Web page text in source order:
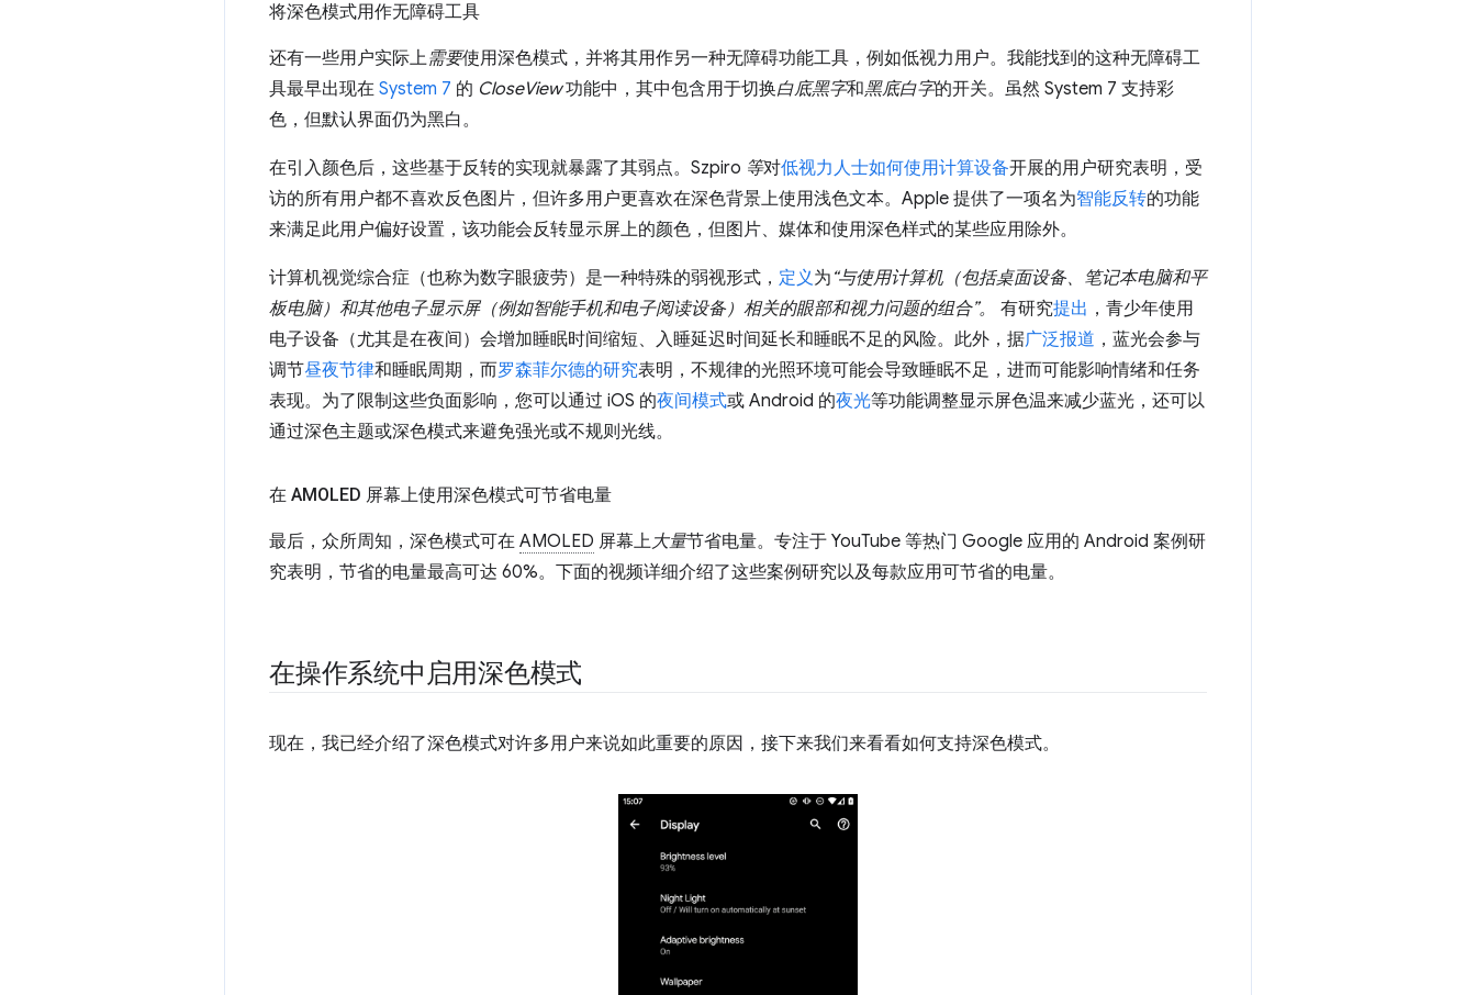
将深色模式用作无障碍工具
还有一些用户实际上需要使用深色模式，并将其用作另一种无障碍功能工具，例如低视力用户。我能找到的这种无障碍工
具最早出现在 System 7 的 CloseView功能中，其中包含用于切换白底黑字和黑底白字的开关。虽然 System 7 支持彩
色，但默认界面仍为黑白。
在引入颜色后，这些基于反转的实现就暴露了其弱点。Szpiro 等对低视力人士如何使用计算设备开展的用户研究表明，受
访的所有用户都不喜欢反色图片，但许多用户更喜欢在深色背景上使用浅色文本。Apple 提供了一项名为智能反转的功能
来满足此用户偏好设置，该功能会反转显示屏上的颜色，但图片、媒体和使用深色样式的某些应用除外。
计算机视觉综合症（也称为数字眼疲劳）是一种特殊的弱视形式， 定义为 “与使用计算机（包括桌面设备、笔记本电脑和平
板电脑）和其他电子显示屏（例如智能手机和电子阅读设备）相关的眼部和视力问题的组合”。
有研究提出 ，青少年使用
电子设备（尤其是在夜间）会增加睡眠时间缩短、入睡延迟时间延长和睡眠不足的风险。此外，据广泛报道 ，蓝光会参与
调节昼夜节律和睡眠周期，而罗森菲尔德的研究表明，不规律的光照环境可能会导致睡眠不足，进而可能影响情绪和任务
表现。为了限制这些负面影响，您可以通过 iOS 的夜间模式或 Android 的夜光等功能调整显示屏色温来减少蓝光，还可以
通过深色主题或深色模式来避免强光或不规则光线。
在 AMOLED 屏幕上使用深色模式可节省电量
最后，众所周知，深色模式可在 AMOLED 屏幕上大量节省电量。专注于 YouTube 等热门 Google 应用的 Android 案例研
究表明，节省的电量最高可达 60%。下面的视频详细介绍了这些案例研究以及每款应用可节省的电量。
在操作系统中启用深色模式
现在，我已经介绍了深色模式对许多用户来说如此重要的原因，接下来我们来看看如何支持深色模式。